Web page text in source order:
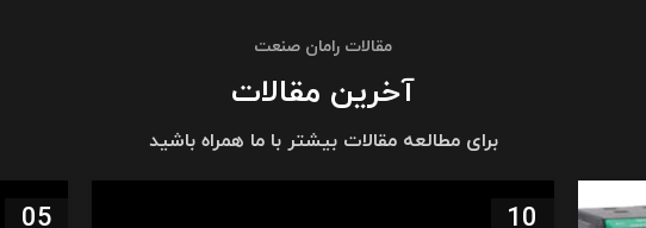
مقالات رامان صنعت
آخرین مقالات
برای مطالعه مقالات بیشتر با ما همراه باشید
10
05